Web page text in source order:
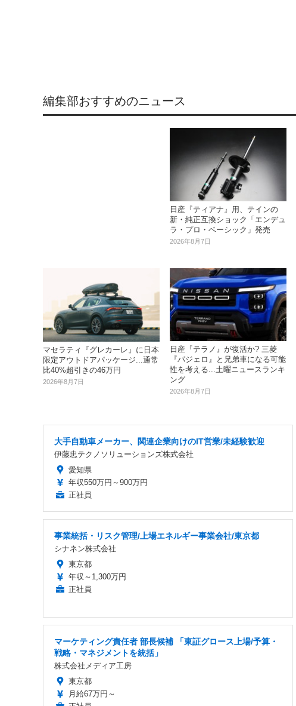
編集部おすすめのニュース
日産『ティアナ』用、テインの
新・純正互換ショック「エンデュ
ラ・プロ・ベーシック」発売
2026年8月7日
マセラティ『グレカーレ』に日本
限定アウトドアパッケージ...通常
比40%超引きの46万円
2026年8月7日
日産『テラノ』が復活か? 三菱
『パジェロ』と兄弟車になる可能
性を考える...土曜ニュースランキ
ング
2026年8月7日
大手自動車メーカー、関連企業向けのIT営業/未経験歓迎
伊藤忠テクノソリューションズ株式会社
愛知県
年収550万円～900万円
正社員
事業統括・リスク管理/上場エネルギー事業会社/東京都
シナネン株式会社
東京都
年収～1,300万円
正社員
マーケティング責任者 部長候補 「東証グロース上場/予算・
戦略・マネジメントを統括」
株式会社メディア工房
東京都
月給67万円～